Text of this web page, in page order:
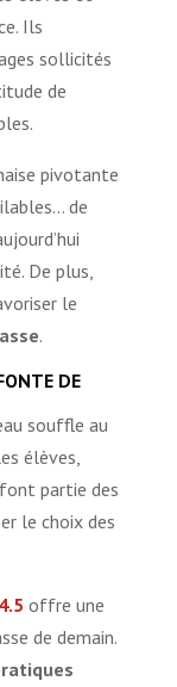
Ils
sollicités
de
pivotante
de
De plus,
le
.
DE
souffle au
élèves,
partie des
le choix des
offre une
de demain.